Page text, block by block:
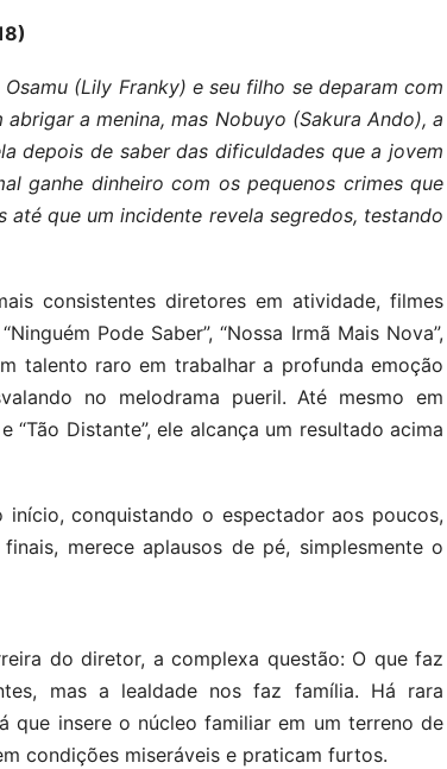
(Lily Franky) e seu filho se deparam com
a menina, mas Nobuyo (Sakura Ando), a
depois de saber das dificuldades que a jovem
ganhe dinheiro com os pequenos crimes que
que um incidente revela segredos, testando
consistentes diretores em atividade, filmes
Pode Saber”, “Nossa Irmã Mais Nova”,
talento raro em trabalhar a profunda emoção
no melodrama pueril. Até mesmo em
“Tão Distante”, ele alcança um resultado acima
início, conquistando o espectador aos poucos,
merece aplausos de pé, simplesmente o
do diretor, a complexa questão: O que faz
mas a lealdade nos faz família. Há rara
que insere o núcleo familiar em um terreno de
condições miseráveis e praticam furtos.